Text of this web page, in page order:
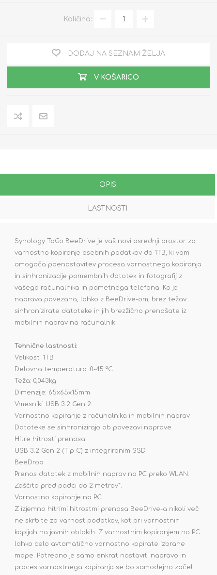
Količina:
DODAJ NA SEZNAM ŽELJA
V KOŠARICO
OPIS
LASTNOSTI
Synology ToGo BeeDrive je vaš novi osrednji prostor za
varnostno kopiranje osebnih podatkov do 1TB, ki vam
omogoča poenostavitev procesa varnostnega kopiranja
in sinhronizacije pomembnih datotek in fotografij z
vašega računalnika in pametnega telefona. Ko je
naprava povezana, lahko z BeeDrive-om, brez težav
sinhronizirate datoteke in jih brezžično prenašate iz
mobilnih naprav na računalnik.
Tehnične lastnosti:
Velikost: 1TB
Delovna temperatura: 0-45 °C
Teža: 0,043kg
Dimenzije: 65x65x15mm
Vmesniki: USB 3.2 Gen 2
Varnostno kopiranje z računalnika in mobilnih naprav
Datoteke se sinhronizirajo ob povezavi naprave.
Hitre hitrosti prenosa
USB 3.2 Gen 2 (Tip C) z integriranim SSD.
BeeDrop
Prenos datotek z mobilnih naprav na PC preko WLAN.
Zaščita pred padci do 2 metrov*.
Varnostno kopiranje na PC
Z izjemno hitrimi hitrostmi prenosa BeeDrive-a nikoli več
ne skrbite za varnost podatkov, kot pri varnostnih
kopijah na javnih oblakih. Z varnostnim kopiranjem na PC
lahko celo avtomatično varnostno kopirate izbrane
mape. Potrebno je samo enkrat nastaviti napravo in
proces varnostnega kopiranja se bo samodejno začel